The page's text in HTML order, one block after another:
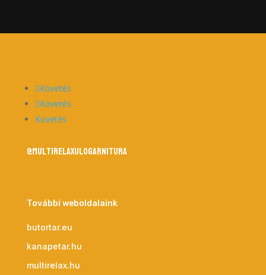
Követés
Követés
Követés
@multirelaxulogarnitura
További weboldalaink
butortar.eu
kanapetar.hu
multirelax.hu